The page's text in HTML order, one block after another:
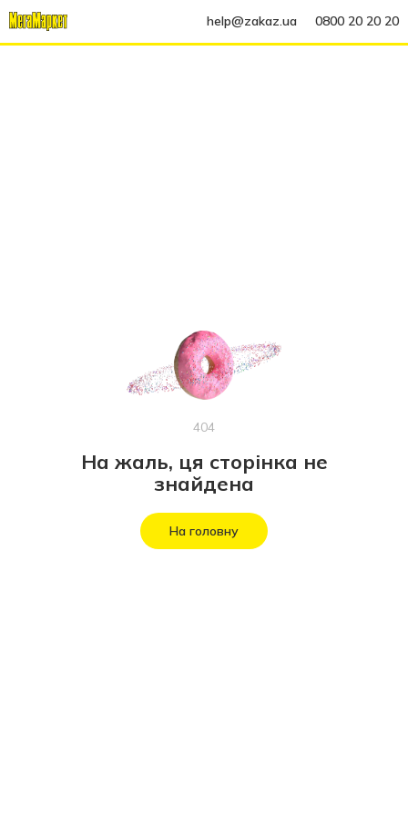
help@zakaz.ua 0800 20 20 20
404
На жаль, ця сторінка не
знайдена
На головну